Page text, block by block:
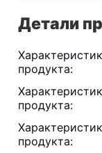
Детали
продукта:
продукта:
продукта: